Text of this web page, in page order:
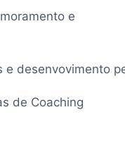
e
e desenvovimento
de Coaching